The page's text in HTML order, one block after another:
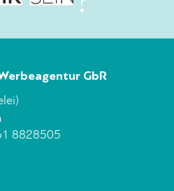
GbR
8828505